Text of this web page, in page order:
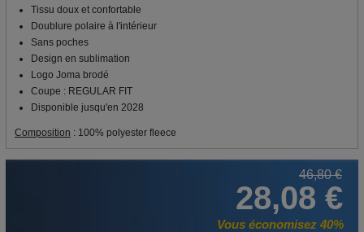
Tissu doux et confortable
Doublure polaire à l'intérieur
Sans poches
Design en sublimation
Logo Joma brodé
Coupe : REGULAR FIT
Disponible jusqu'en 2028
Composition : 100% polyester fleece
46,80 €
28,08 €
Vous économisez 40%